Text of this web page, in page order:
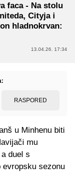
faca - Na stolu
Cityja i
hladnokrvan:
13.04.26. 17:34
RASPORED
u Minhenu biti
mu
duel s
evropsku sezonu